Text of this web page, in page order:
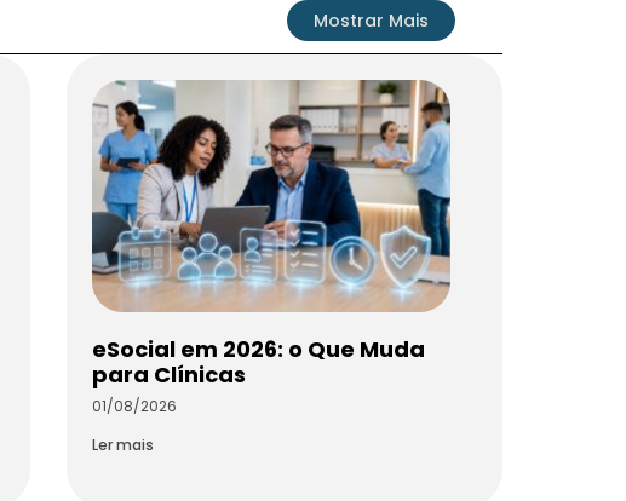
Mostrar Mais
eSocial em 2026: o Que Muda
para Clínicas
01/08/2026
Ler mais